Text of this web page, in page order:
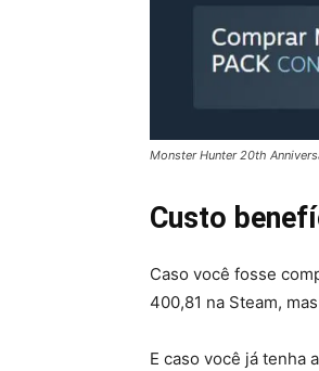
Monster Hunter 20th
Custo
Caso você fosse
400,81 na Steam,
E caso você já tenha